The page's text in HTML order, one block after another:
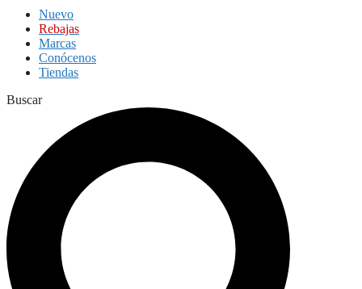
Nuevo
Rebajas
Marcas
Conócenos
Tiendas
Buscar